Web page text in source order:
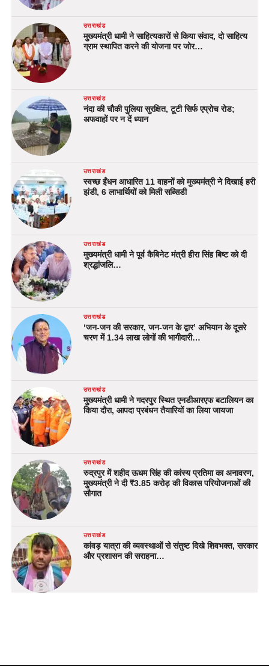
उत्तराखंड
मुख्यमंत्री धामी ने साहित्यकारों से किया संवाद, दो साहित्य
ग्राम स्थापित करने की योजना पर जोर…
उत्तराखंड
नंदा की चौकी पुलिया सुरक्षित, टूटी सिर्फ एप्रोच रोड;
अफवाहों पर न दें ध्यान
उत्तराखंड
स्वच्छ ईंधन आधारित 11 वाहनों को मुख्यमंत्री ने दिखाई हरी
झंडी, 6 लाभार्थियों को मिली सब्सिडी
उत्तराखंड
मुख्यमंत्री धामी ने पूर्व कैबिनेट मंत्री हीरा सिंह बिष्ट को दी
श्रद्धांजलि…
उत्तराखंड
‘जन-जन की सरकार, जन-जन के द्वार’ अभियान के दूसरे
चरण में 1.34 लाख लोगों की भागीदारी…
उत्तराखंड
मुख्यमंत्री धामी ने गदरपुर स्थित एनडीआरएफ बटालियन का
किया दौरा, आपदा प्रबंधन तैयारियों का लिया जायजा
उत्तराखंड
रुद्रपुर में शहीद ऊधम सिंह की कांस्य प्रतिमा का अनावरण,
मुख्यमंत्री ने दी ₹3.85 करोड़ की विकास परियोजनाओं की
सौगात
उत्तराखंड
कांवड़ यात्रा की व्यवस्थाओं से संतुष्ट दिखे शिवभक्त, सरकार
और प्रशासन की सराहना…